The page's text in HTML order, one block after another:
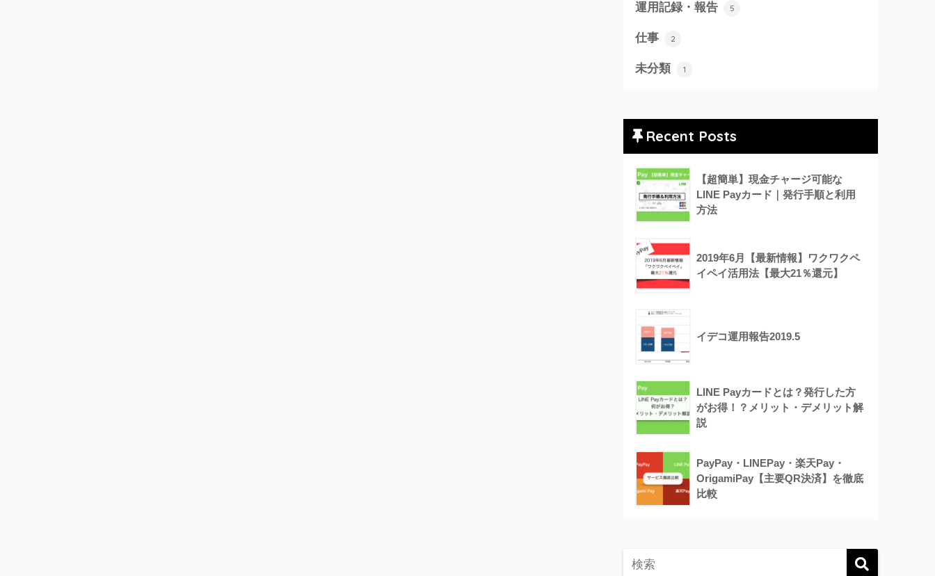
運用記録・報告 5
仕事 2
未分類 1
Recent Posts
【超簡単】現金チャージ可能な
LINE Payカード｜発行手順と利用
方法
2019年6月【最新情報】ワクワクペ
イペイ活用法【最大21％還元】
イデコ運用報告2019.5
LINE Payカードとは？発行した方
がお得！？メリット・デメリット解
説
PayPay・LINEPay・楽天Pay・
OrigamiPay【主要QR決済】を徹底
比較